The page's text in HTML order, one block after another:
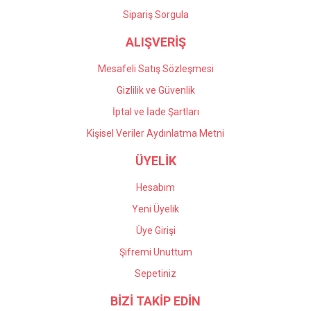
Gönder
Sipariş Sorgula
ALIŞVERİŞ
Mesafeli Satış Sözleşmesi
Gizlilik ve Güvenlik
İptal ve İade Şartları
Kişisel Veriler Aydınlatma Metni
ÜYELİK
Hesabım
Yeni Üyelik
Üye Girişi
Şifremi Unuttum
Sepetiniz
BİZİ TAKİP EDİN